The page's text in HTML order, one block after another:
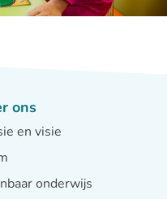
ons
en visie
onderwijs